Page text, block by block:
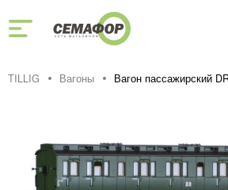
TILLIG Вагоны Вагон пассажирский